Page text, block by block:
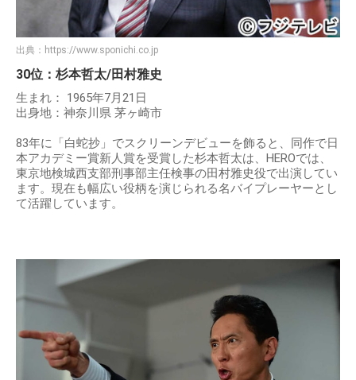
出典： https://www.sponichi.co.jp
30位：杉本哲太/田村雅史
生まれ： 1965年7月21日
出身地：神奈川県 茅ヶ崎市
83年に「白蛇抄」でスクリーンデビューを飾ると、同作で日
本アカデミー賞新人賞を受賞した杉本哲太は、HEROでは、
東京地検城西支部刑事部主任検事の田村雅史役で出演してい
ます。現在も幅広い役柄を演じられる名バイプレーヤーとし
て活躍しています。